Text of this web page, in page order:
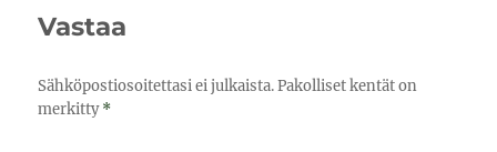
Vastaa
Sähköpostiosoitettasi ei julkaista. Pakolliset kentät on
merkitty*